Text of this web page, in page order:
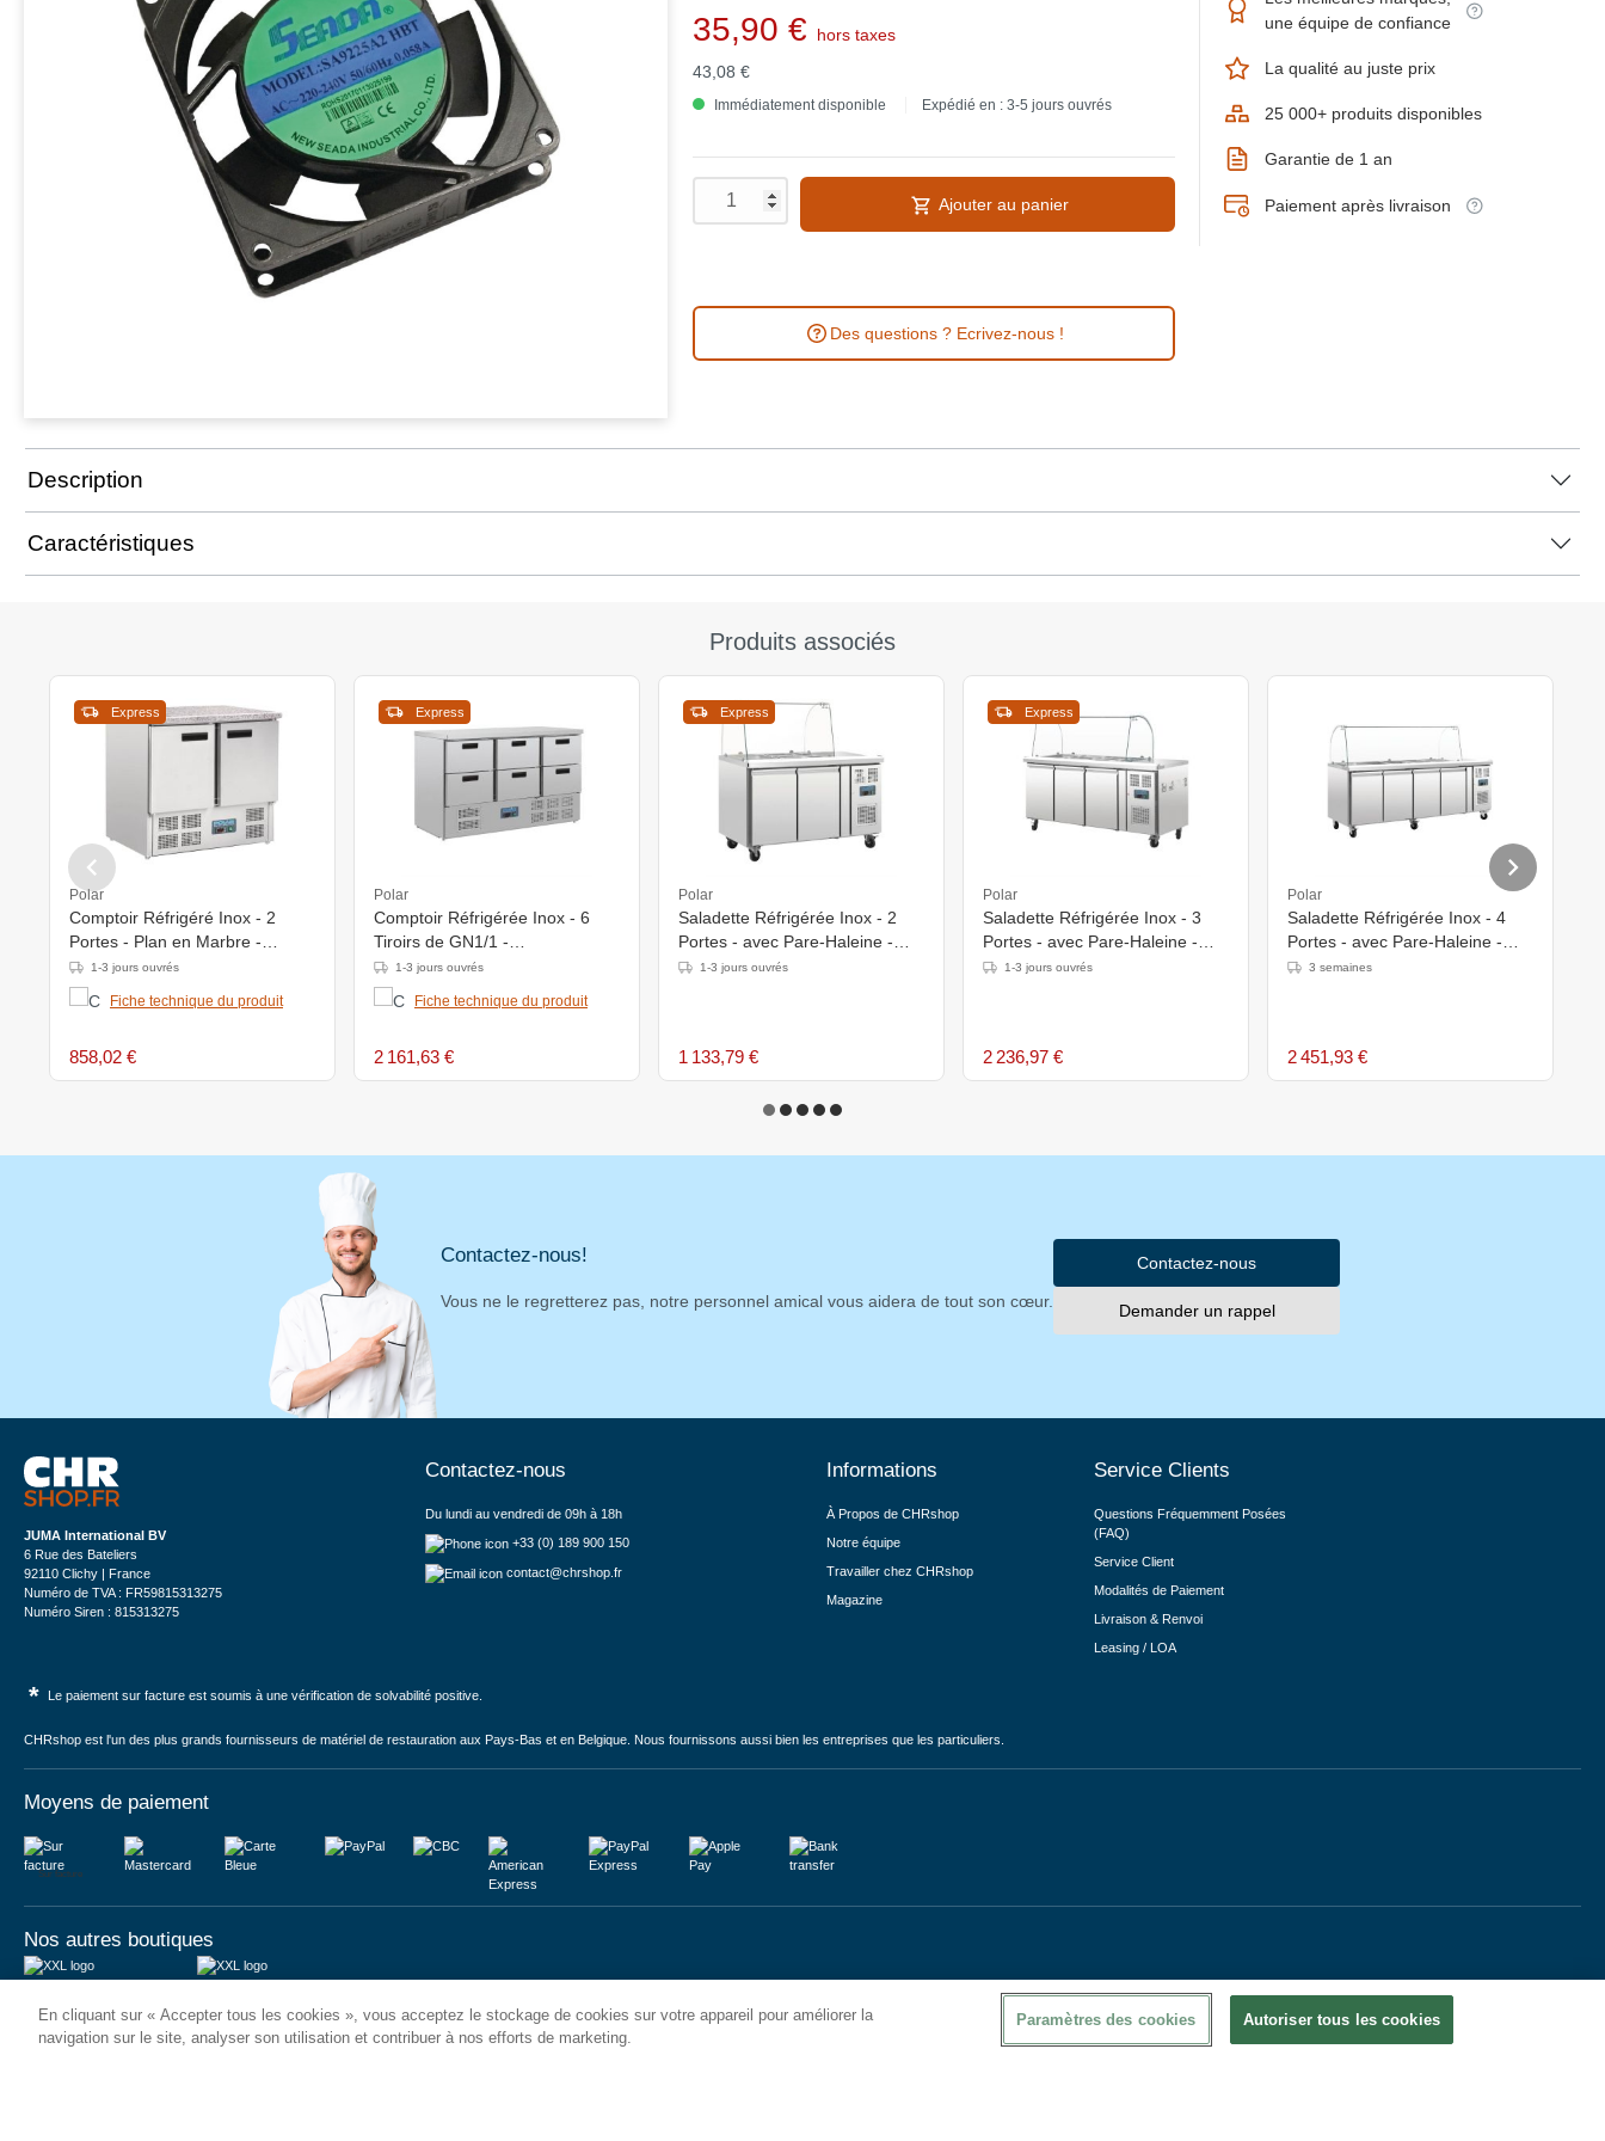
35,90 €
hors taxes
43,08 €
Immédiatement disponible Expédié en : 3-5 jours ouvrés
Ajouter au panier
Des questions ? Ecrivez-nous !
une équipe de confiance
La qualité au juste prix
25 000+ produits disponibles
Garantie de 1 an
Paiement après livraison
Description
Caractéristiques
Produits associés
Express
Polar
Comptoir Réfrigéré Inox - 2
Portes - Plan en Marbre -
700x900x890(h)mm
1-3 jours ouvrés
Fiche technique du produit
858,02 €
Express
Polar
Comptoir Réfrigérée Inox - 6
Tiroirs de GN1/1 -
1370x700x870(h)mm
1-3 jours ouvrés
Fiche technique du produit
2 161,63 €
Express
Polar
Saladette Réfrigérée Inox - 2
Portes - avec Pare-Haleine -
1360x700x1360(h)mm
1-3 jours ouvrés
1 133,79 €
Express
Polar
Saladette Réfrigérée Inox - 3
Portes - avec Pare-Haleine -
1795x700x1360(h)mm
1-3 jours ouvrés
2 236,97 €
Polar
Saladette Réfrigérée Inox - 4
Portes - avec Pare-Haleine -
2230x700x1360(h)mm
3 semaines
2 451,93 €
Contactez-nous!
Vous ne le regretterez pas, notre personnel amical vous aidera de tout son cœur.
Contactez-nous
Demander un rappel
JUMA International BV
6 Rue des Bateliers
92110 Clichy | France
Numéro de TVA : FR59815313275
Numéro Siren : 815313275
Contactez-nous
Du lundi au vendredi de 09h à 18h
+33 (0) 189 900 150
contact@chrshop.fr
Informations
À Propos de CHRshop
Notre équipe
Travailler chez CHRshop
Magazine
Service Clients
Questions Fréquemment Posées
(FAQ)
Service Client
Modalités de Paiement
Livraison & Renvoi
Leasing / LOA
* Le paiement sur facture est soumis à une vérification de solvabilité positive.
CHRshop est l'un des plus grands fournisseurs de matériel de restauration aux Pays-Bas et en Belgique. Nous fournissons aussi bien les entreprises que les particuliers.
Moyens de paiement
Sur facture
Nos autres boutiques
Königsborner Straße 26a
39175 Biederitz | Deutschland
Vrijheidweg 34
1521RR Wormerveer | Nederland
En cliquant sur « Accepter tous les cookies », vous acceptez le stockage de cookies sur votre appareil pour améliorer la
navigation sur le site, analyser son utilisation et contribuer à nos efforts de marketing.
Paramètres des cookies Autoriser tous les cookies